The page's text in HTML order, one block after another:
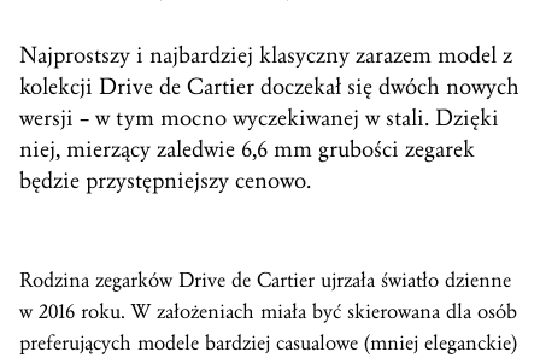
Najprostszy i najbardziej klasyczny zarazem model z
kolekcji Drive de Cartier doczekał się dwóch nowych
wersji – w tym mocno wyczekiwanej w stali. Dzięki
niej, mierzący zaledwie 6,6 mm grubości zegarek
będzie przystępniejszy cenowo.
Rodzina zegarków Drive de Cartier ujrzała światło dzienne
w 2016 roku. W założeniach miała być skierowana dla osób
preferujących modele bardziej casualowe (mniej eleganckie)